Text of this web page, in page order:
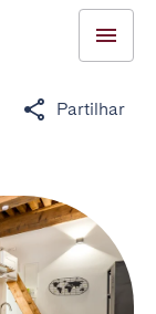
Partilhar